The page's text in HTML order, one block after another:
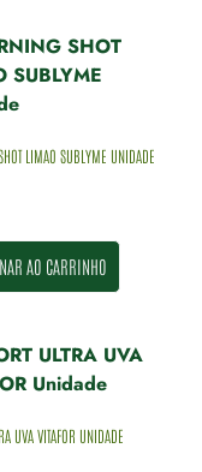
LIMAO SUBLYME UNIDADE
AO CARRINHO
UVA VITAFOR UNIDADE